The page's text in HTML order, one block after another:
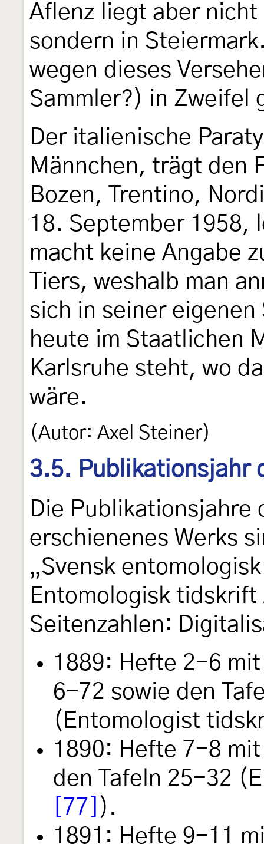
Aflenz liegt aber
sondern in
wegen dieses
Sammler?) in Zweifel
Der italienische
Männchen, trägt den
Bozen, Trentino,
18. September 1958,
macht keine Angabe
Tiers, weshalb man
sich in seiner
heute im Staatlichen
Karlsruhe steht, wo
wäre.
(Autor: Axel Steiner)
3.5. Publikationsjahr
Die Publikationsjahre
erschienenes Werks
„Svensk
Entomologisk
Seitenzahlen:
1889: Hefte 2-6
6-72 sowie den
(Entomologist
1890: Hefte 7-8
den Tafeln 25-32
[77]
).
1891: Hefte 9-11